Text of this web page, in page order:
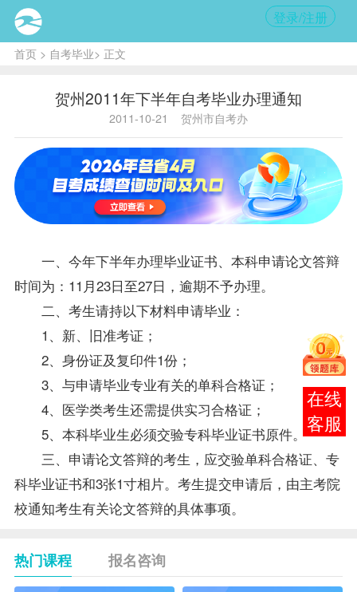
登录/注册
首页> 自考毕业> 正文
贺州2011年下半年自考毕业办理通知
2011-10-21 贺州市自考办
一、今年下半年办理毕业证书、本科申请论文答辩
时间为：11月23日至27日，逾期不予办理。
二、考生请持以下材料申请毕业：
1、新、旧准考证 ；
2、身份证及复印件1份；
3、与申请毕业专业有关的单科合格证；
4、医学类考生还需提供实习合格证；
5、本科毕业生必须交验专科毕业证书原件。
三、申请论文答辩的考生，应交验单科合格证、专
科毕业证书和3张1寸相片。考生提交申请后，由主考院
校通知考生有关论文答辩的具体事项。
热门课程 报名咨询
在线
客服